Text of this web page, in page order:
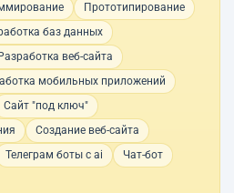
Прототипирование
баз данных
Разработка веб-сайта
мобильных приложений
Сайт "под ключ"
Создание веб-сайта
Телеграм боты с ai
Чат-бот